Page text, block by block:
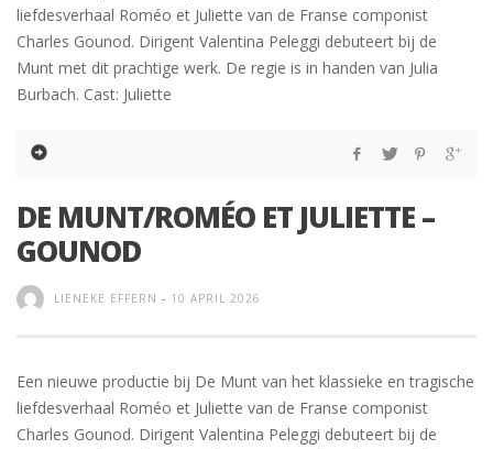
liefdesverhaal Roméo et Juliette van de Franse componist
Charles Gounod. Dirigent Valentina Peleggi debuteert bij de
Munt met dit prachtige werk. De regie is in handen van Julia
Burbach. Cast: Juliette
DE MUNT/ROMÉO ET JULIETTE –
GOUNOD
LIENEKE EFFERN - 10 APRIL 2026
Een nieuwe productie bij De Munt van het klassieke en tragische
liefdesverhaal Roméo et Juliette van de Franse componist
Charles Gounod. Dirigent Valentina Peleggi debuteert bij de